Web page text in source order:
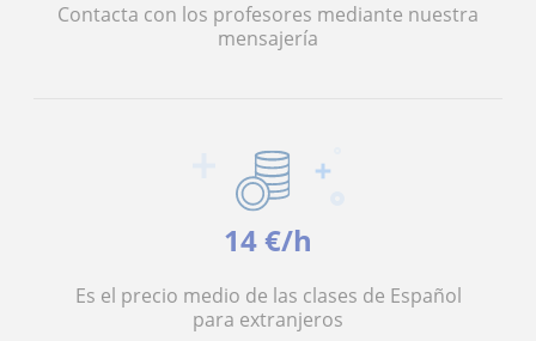
Contacta con los profesores mediante nuestra
mensajería
14 €/h
Es el precio medio de las clases de Español
para extranjeros